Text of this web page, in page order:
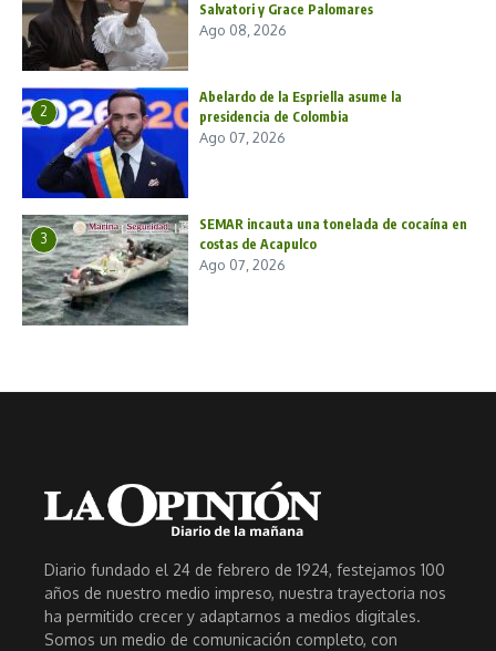
Salvatori y Grace Palomares
Ago 08, 2026
2
Abelardo de la Espriella asume la
presidencia de Colombia
Ago 07, 2026
3
SEMAR incauta una tonelada de cocaína en
costas de Acapulco
Ago 07, 2026
Diario fundado el 24 de febrero de 1924, festejamos 100
años de nuestro medio impreso, nuestra trayectoria nos
ha permitido crecer y adaptarnos a medios digitales.
Somos un medio de comunicación completo, con